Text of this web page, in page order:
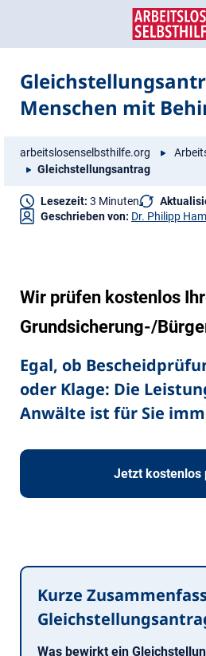
Menschen mit
arbeitslosenselbsthilfe.org
Gleichstellungsantrag
Lesezeit: 3 Minuten
Geschrieben von: Dr. Philipp
Wir prüfen kostenlos
Grundsicherung-/
Egal, ob
oder Klage: Die
Anwälte ist für Sie
Jetzt kostenlos
Kurze
Was bewirkt ein